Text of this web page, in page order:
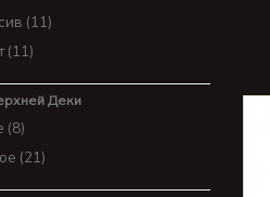
(11)
(11)
Деки
(8)
(21)